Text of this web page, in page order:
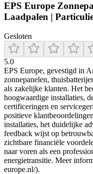
EPS Europe
Laadpalen |
Gesloten
5.0
EPS Europe, gevestigd in
zonnepanelen,
als zakelijke klanten. Het
hoogwaardige installaties,
certificeringen en
positieve
installaties, het duidelijke
feedback wijst op
zichtbare financiële
naar voren als een
energietransitie. Meer
europe.nl/).